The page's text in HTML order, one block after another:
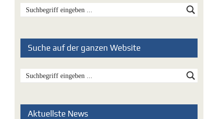
Suche auf der ganzen Website
Aktuellste News